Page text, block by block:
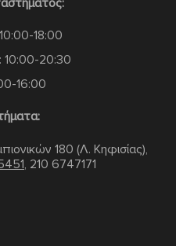
18:00
20:30
16:00
180 (Λ. Κηφισίας),
, 210 6747171